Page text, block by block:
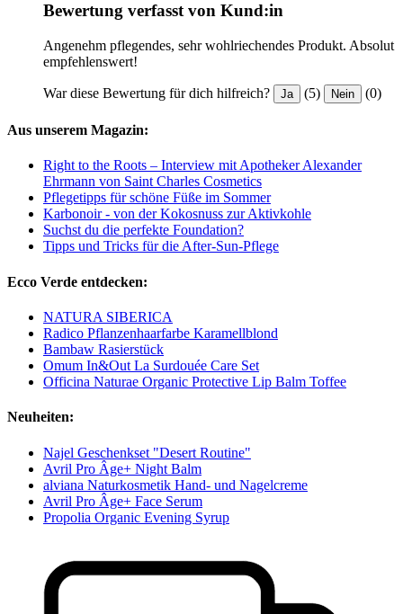
Bewertung verfasst von Kund:in
Angenehm pflegendes, sehr wohlriechendes Produkt. Absolut
empfehlenswert!
War diese Bewertung für dich hilfreich? Ja (5) Nein (0)
Aus unserem Magazin:
Right to the Roots – Interview mit Apotheker Alexander
Ehrmann von Saint Charles Cosmetics
Pflegetipps für schöne Füße im Sommer
Karbonoir - von der Kokosnuss zur Aktivkohle
Suchst du die perfekte Foundation?
Tipps und Tricks für die After-Sun-Pflege
Ecco Verde entdecken:
NATURA SIBERICA
Radico Pflanzenhaarfarbe Karamellblond
Bambaw Rasierstück
Omum In&Out La Surdouée Care Set
Officina Naturae Organic Protective Lip Balm Toffee
Neuheiten:
Najel Geschenkset "Desert Routine"
Avril Pro Âge+ Night Balm
alviana Naturkosmetik Hand- und Nagelcreme
Avril Pro Âge+ Face Serum
Propolia Organic Evening Syrup